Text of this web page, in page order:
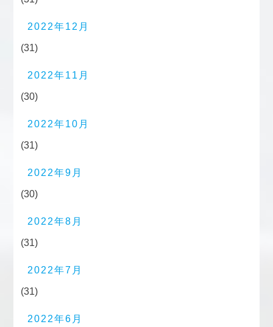
2022年12月
(31)
2022年11月
(30)
2022年10月
(31)
2022年9月
(30)
2022年8月
(31)
2022年7月
(31)
2022年6月